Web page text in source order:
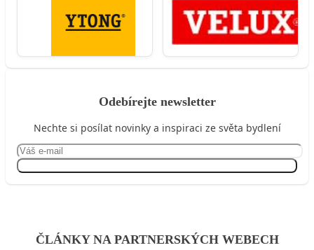
Odebírejte newsletter
Nechte si posílat novinky a inspiraci ze světa bydlení
ČLÁNKY NA PARTNERSKÝCH WEBECH